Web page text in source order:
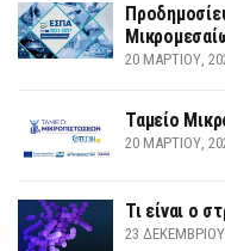
20 ΜΑΡΤΊΟΥ,
Ταμείο
20 ΜΑΡΤΊΟΥ,
Τι είναι ο
23